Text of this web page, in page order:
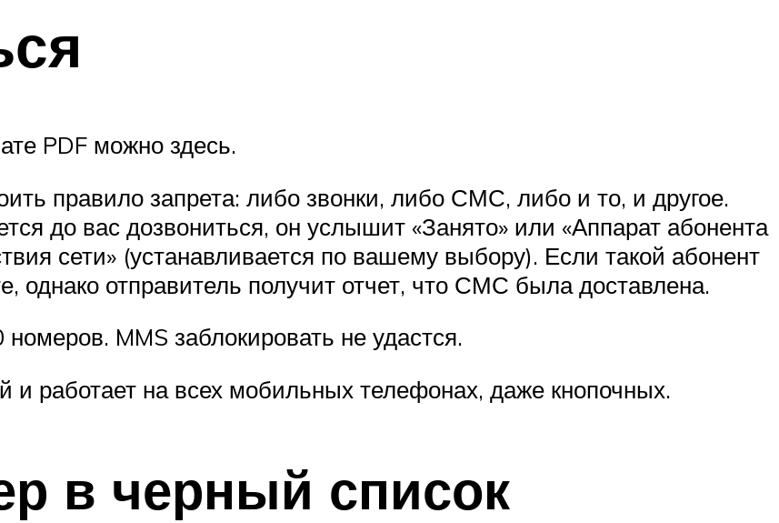
PDF можно здесь.
правило запрета: либо звонки, либо СМС, либо и то, и другое.
до вас дозвониться, он услышит «Занято» или «Аппарат абонента
сети» (устанавливается по вашему выбору). Если такой абонент
однако отправитель получит отчет, что СМС была доставлена.
MMS заблокировать не удастся.
и работает на всех мобильных телефонах, даже кнопочных.
в черный список